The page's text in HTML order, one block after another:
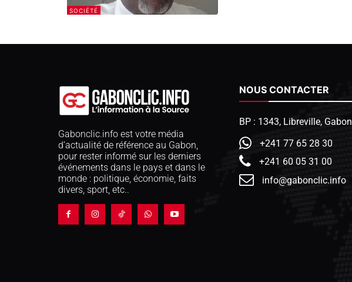
SOCIÉTÉ
Gabonclic.info est votre média
d’actualité de référence au Gabon,
pour rester informé sur les derniers
événements dans le pays et dans le
monde : politique, économie, faits
divers, sport, etc..
NOUS CONTACTER
BP : 1343, Libreville, Gabon
+241 77 65 28 30
+241 60 05 31 00
info@gabonclic.info